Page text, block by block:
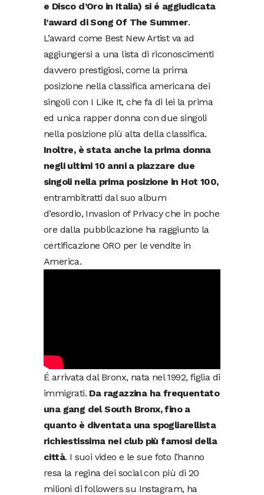
e Disco d’Oro in Italia) si é aggiudicata
l’award di Song Of The Summer.
L’award come Best New Artist va ad
aggiungersi a una lista di riconoscimenti
davvero prestigiosi, come la prima
posizione nella classifica americana dei
singoli con I Like It, che fa di lei la prima
ed unica rapper donna con due singoli
nella posizione più alta della classifica.
Inoltre, è stata anche la prima donna
negli ultimi 10 anni a piazzare due
singoli nella prima posizione in Hot 100,
entrambitratti dal suo album
d’esordio, Invasion of Privacy che in poche
ore dalla pubblicazione ha raggiunto la
certificazione ORO per le vendite in
America.
É arrivata dal Bronx, nata nel 1992, figlia di
immigrati. Da ragazzina ha frequentato
una gang del South Bronx, fino a
quanto è diventata una spogliarellista
richiestissima nei club più famosi della
città. I suoi video e le sue foto l’hanno
resa la regina dei social con più di 20
milioni di followers su Instagram, ha